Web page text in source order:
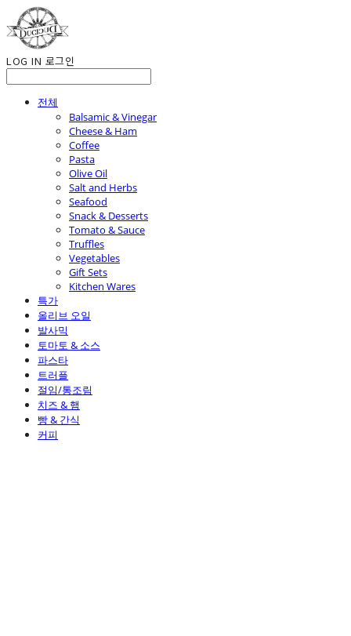
LOG IN 로그인
전체
Balsamic & Vinegar
Cheese & Ham
Coffee
Pasta
Olive Oil
Salt and Herbs
Seafood
Snack & Desserts
Tomato & Sauce
Truffles
Vegetables
Gift Sets
Kitchen Wares
특가
올리브 오일
발사믹
토마토 & 소스
파스타
트러플
절임/통조림
치즈 & 햄
빵 & 간식
커피